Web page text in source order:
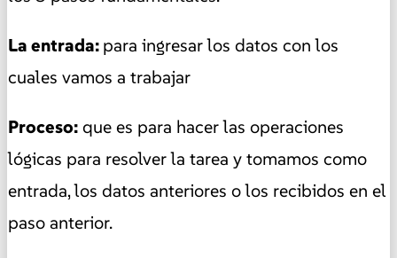
La entrada:para ingresar los datos con los
cuales vamos a trabajar
Proceso:que es para hacer las operaciones
lógicas para resolver la tarea y tomamos como
entrada, los datos anteriores o los recibidos en el
paso anterior.